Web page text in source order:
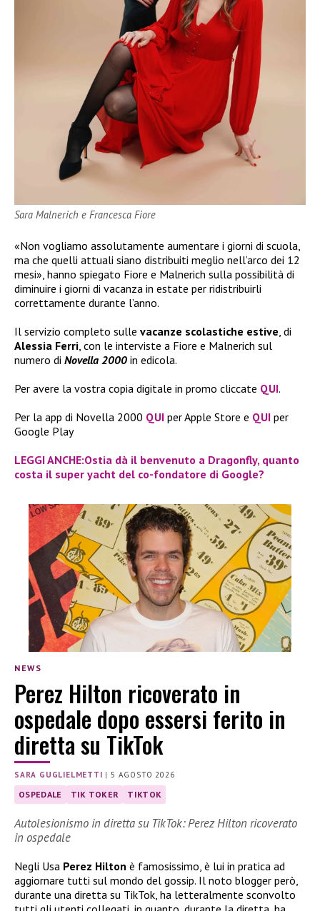
Sara Malnerich e Francesca Fiore
«Non vogliamo assolutamente aumentare i giorni di scuola,
ma che quelli attuali siano distribuiti meglio nell’arco dei 12
mesi», hanno spiegato Fiore e Malnerich sulla possibilità di
diminuire i giorni di vacanza in estate per ridistribuirli
correttamente durante l’anno.
Il servizio completo sulle vacanze scolastiche estive , di
Alessia Ferri , con le interviste a Fiore e Malnerich sul
numero di Novella 2000 in edicola.
Per avere la vostra copia digitale in promo cliccate QUI.
Per la app di Novella 2000 QUI per Apple Store e QUI per
Google Play
LEGGI ANCHE:Ostia dà il benvenuto a Dragonfly, quanto
costa il super yacht del co-fondatore di Google?
NEWS
Perez Hilton ricoverato in
ospedale dopo essersi ferito in
diretta su TikTok
SARA GUGLIELMETTI |5 AGOSTO 2026
OSPEDALE TIK TOKER TIKTOK
Autolesionismo in diretta su TikTok: Perez Hilton ricoverato
in ospedale
Negli Usa Perez Hilton è famosissimo, è lui in pratica ad
aggiornare tutti sul mondo del gossip. Il noto blogger però,
durante una diretta su TikTok, ha letteralmente sconvolto